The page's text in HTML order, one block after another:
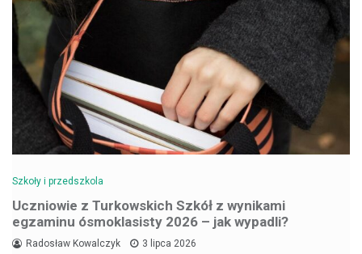
Szkoły i przedszkola
Uczniowie z Turkowskich Szkół z wynikami
egzaminu ósmoklasisty 2026 – jak wypadli?
Radosław Kowalczyk 3 lipca 2026